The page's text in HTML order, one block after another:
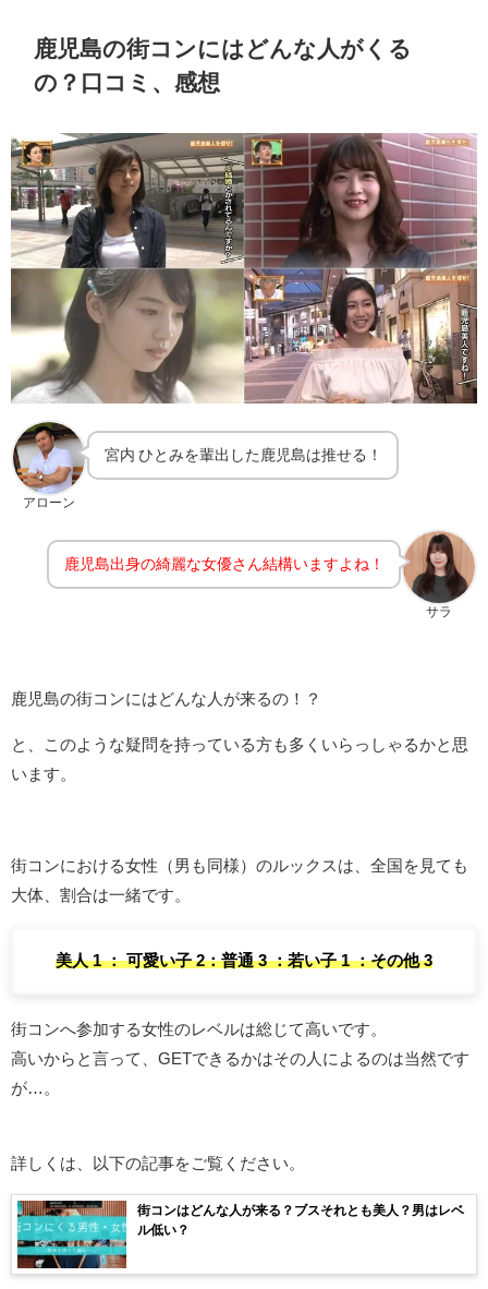
鹿児島の街コンにはどんな人がくる
の？口コミ、感想
アローン
宮内 ひとみを輩出した鹿児島は推せる！
サラ
鹿児島出身の綺麗な女優さん結構いますよね！
鹿児島の街コンにはどんな人が来るの！？
と、このような疑問を持っている方も多くいらっしゃるかと思
います。
街コンにおける女性（男も同様）のルックスは、全国を見ても
大体、割合は一緒です。
美人 1 ： 可愛い子 2：普通 3 ：若い子 1 ：その他 3
街コンへ参加する女性のレベルは総じて高いです。
高いからと言って、GETできるかはその人によるのは当然です
が…。
詳しくは、以下の記事をご覧ください。
街コンはどんな人が来る？ブスそれとも美人？男はレベ
ル低い？